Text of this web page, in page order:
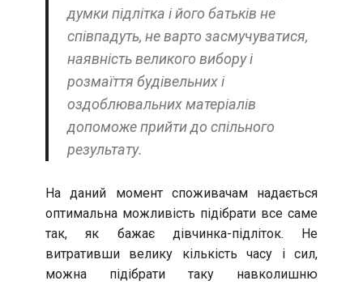
думки підлітка і його батьків не
співпадуть, не варто засмучуватися,
наявність великого вибору і
розмаїття будівельних і
оздоблювальних матеріалів
допоможе прийти до спільного
результату.
На даний момент споживачам надається
оптимальна можливість підібрати все саме
так, як бажає дівчинка-підліток. Не
витративши велику кількість часу і сил,
можна підібрати таку навколишню